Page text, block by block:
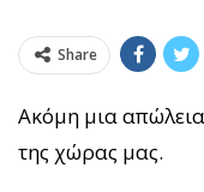
Share
Ακόμη μια
της χώρας μας.